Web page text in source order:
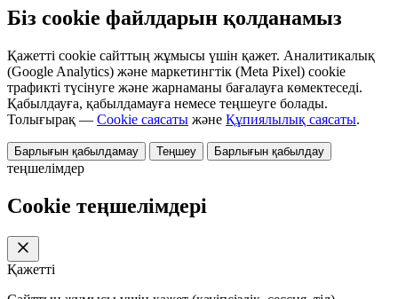
Біз cookie файлдарын қолданамыз
Қажетті cookie сайттың жұмысы үшін қажет. Аналитикалық
(Google Analytics) және маркетингтік (Meta Pixel) cookie
трафикті түсінуге және жарнаманы бағалауға көмектеседі.
Қабылдауға, қабылдамауға немесе теңшеуге болады.
Толығырақ — Cookie саясаты және Құпиялылық саясаты.
Барлығын қабылдамау Теңшеу Барлығын қабылдау
теңшелімдер
Cookie теңшелімдері
Қажетті